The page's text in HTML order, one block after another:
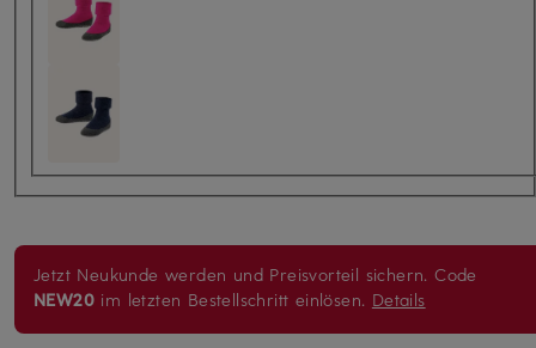
Jetzt Neukunde werden und Preisvorteil sichern. Code
NEW20 im letzten Bestellschritt einlösen. Details